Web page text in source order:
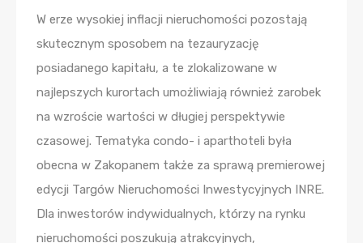
W erze wysokiej inflacji nieruchomości pozostają
skutecznym sposobem na tezauryzację
posiadanego kapitału, a te zlokalizowane w
najlepszych kurortach umożliwiają również zarobek
na wzroście wartości w długiej perspektywie
czasowej. Tematyka condo- i aparthoteli była
obecna w Zakopanem także za sprawą premierowej
edycji Targów Nieruchomości Inwestycyjnych INRE.
Dla inwestorów indywidualnych, którzy na rynku
nieruchomości poszukują atrakcyjnych,